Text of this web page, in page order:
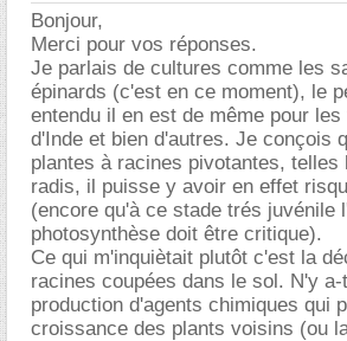
Bonjour,
Merci pour vos réponses.
Je parlais de cultures comme les
épinards (c'est en ce moment), le
entendu il en est de même pour
d'Inde et bien d'autres. Je conçois
plantes à racines pivotantes, telles
radis, il puisse y avoir en effet
(encore qu'à ce stade trés juvénile
photosynthèse doit être critique).
Ce qui m'inquiètait plutôt c'est la
racines coupées dans le sol. N'y
production d'agents chimiques qui
croissance des plants voisins (ou